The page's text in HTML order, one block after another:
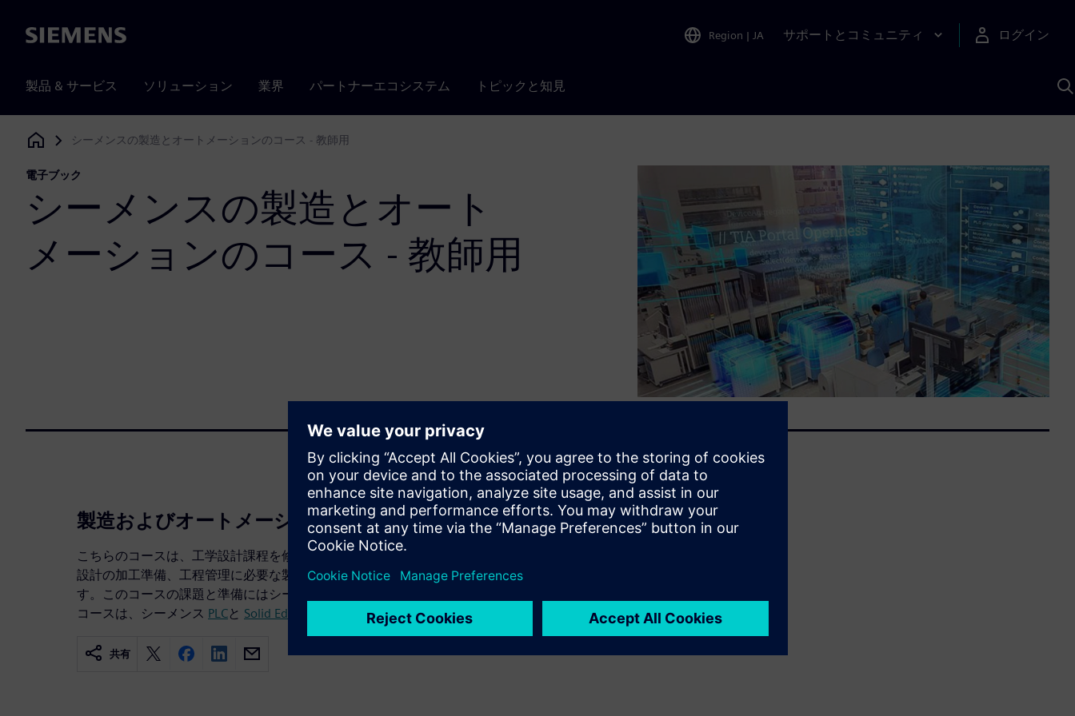
Siemens Region | JA サポートとコミュニティ ログイン
製品 & サービス ソリューション 業界 パートナーエコシステム トピックと知見
Siemens Digital Industries Software
シーメンスの製造とオートメーションのコース - 教師用
電子ブック
シーメンスの製造とオート
メーションのコース - 教師用
製造およびオートメーションのコース
こちらのコースは、工学設計課程を修了した学生が対象です。設計図の作成、
設計の加工準備、工程管理に必要な製造オートメーションを実践的に学べま
す。このコースの課題と準備にはシーメンスの各種ツールを使用します。この
コースは、シーメンス PLCと Solid Edge認定 の準備課程です。
共有